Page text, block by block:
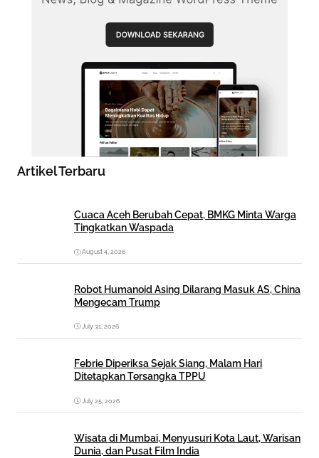
Artikel Terbaru
Cuaca Aceh Berubah Cepat, BMKG Minta Warga
Tingkatkan Waspada
August 4, 2026
Robot Humanoid Asing Dilarang Masuk AS, China
Mengecam Trump
July 31, 2026
Febrie Diperiksa Sejak Siang, Malam Hari
Ditetapkan Tersangka TPPU
July 25, 2026
Wisata di Mumbai, Menyusuri Kota Laut, Warisan
Dunia, dan Pusat Film India